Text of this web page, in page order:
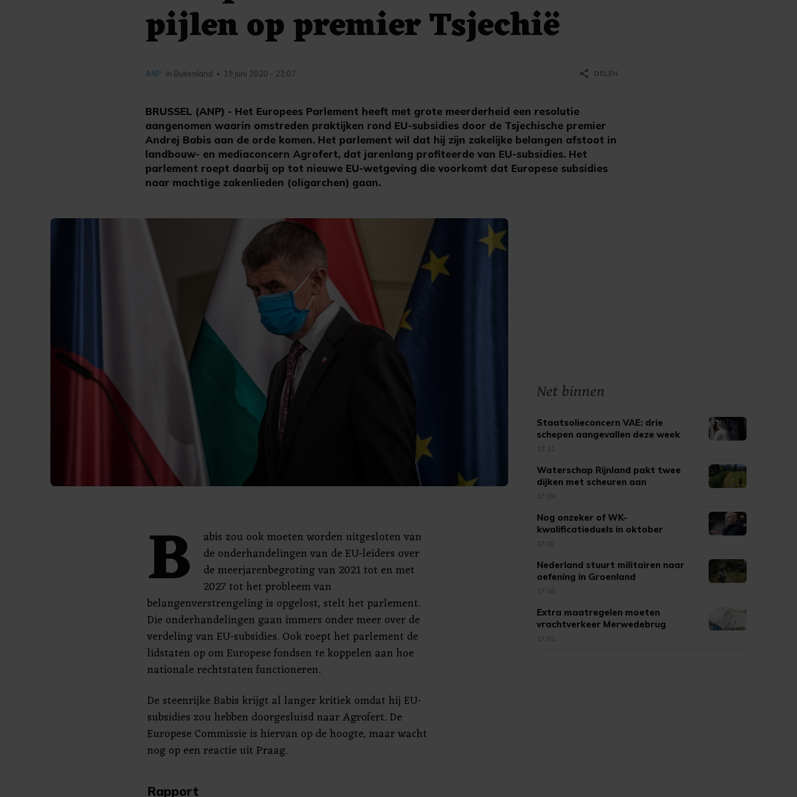
pijlen op premier Tsjechië
BRUSSEL (ANP) - Het Europees Parlement heeft met grote meerderheid een resolutie
aangenomen waarin omstreden praktijken rond EU-subsidies door de Tsjechische premier
Andrej Babis aan de orde komen. Het parlement wil dat hij zijn zakelijke belangen afstoot in
landbouw- en mediaconcern Agrofert, dat jarenlang profiteerde van EU-subsidies. Het
parlement roept daarbij op tot nieuwe EU-wetgeving die voorkomt dat Europese subsidies
naar machtige zakenlieden (oligarchen) gaan.
ANP in Buitenland • 19 juni 2020 - 22:07 share DELEN
B
abis zou ook moeten worden uitgesloten van
de onderhandelingen van de EU-leiders over
de meerjarenbegroting van 2021 tot en met
2027 tot het probleem van
belangenverstrengeling is opgelost, stelt het parlement.
Die onderhandelingen gaan immers onder meer over de
verdeling van EU-subsidies. Ook roept het parlement de
lidstaten op om Europese fondsen te koppelen aan hoe
nationale rechtstaten functioneren.
De steenrijke Babis krijgt al langer kritiek omdat hij EU-
subsidies zou hebben doorgesluisd naar Agrofert. De
Europese Commissie is hiervan op de hoogte, maar wacht
nog op een reactie uit Praag.
Rapport
Net binnen
Staatsolieconcern VAE: drie
schepen aangevallen deze week
17:11
Waterschap Rijnland pakt twee
dijken met scheuren aan
17:09
Nog onzeker of WK-
kwalificatieduels in oktober
doorgaan
17:07
Nederland stuurt militairen naar
oefening in Groenland
17:06
Extra maatregelen moeten
vrachtverkeer Merwedebrug
terugdringen
17:01